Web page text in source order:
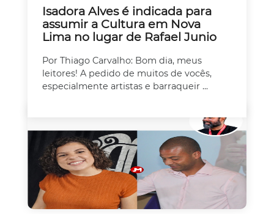
Isadora Alves é indicada para
assumir a Cultura em Nova
Lima no lugar de Rafael Junio
Por Thiago Carvalho: Bom dia, meus
leitores! A pedido de muitos de vocês,
especialmente artistas e barraqueir ...